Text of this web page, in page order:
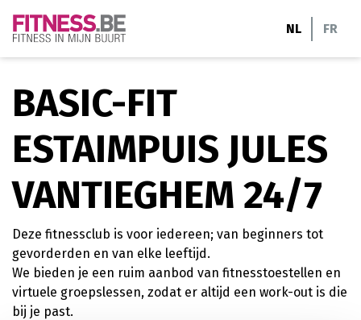
NL FR
BASIC-FIT
ESTAIMPUIS JULES
VANTIEGHEM 24/7
Deze fitnessclub is voor iedereen; van beginners tot
gevorderden en van elke leeftijd.
We bieden je een ruim aanbod van fitnesstoestellen en
virtuele groepslessen, zodat er altijd een work-out is die
bij je past.